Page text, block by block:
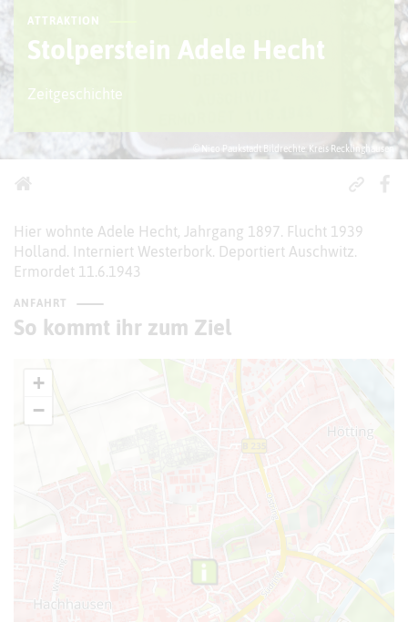
© Nico Paukstadt Bildrechte: Kreis Recklinghausen
ATTRAKTION
Stolperstein Adele Hecht
Zeitgeschichte
Hier wohnte Adele Hecht, Jahrgang 1897. Flucht 1939
Holland. Interniert Westerbork. Deportiert Auschwitz.
Ermordet 11.6.1943
ANFAHRT
So kommt ihr zum Ziel
+
−